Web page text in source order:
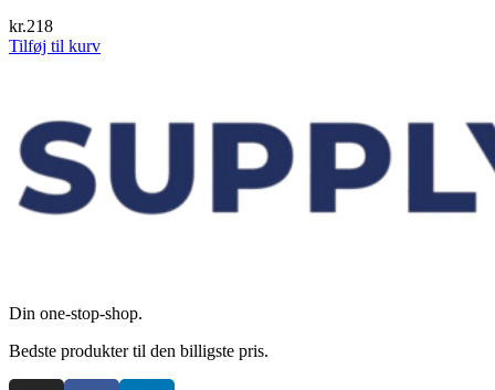
kr.218
Tilføj til kurv
Din one-stop-shop.
Bedste produkter til den billigste pris.